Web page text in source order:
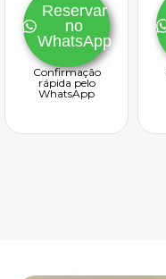
Reservar
no
WhatsApp
Confirmação
rápida pelo
WhatsApp